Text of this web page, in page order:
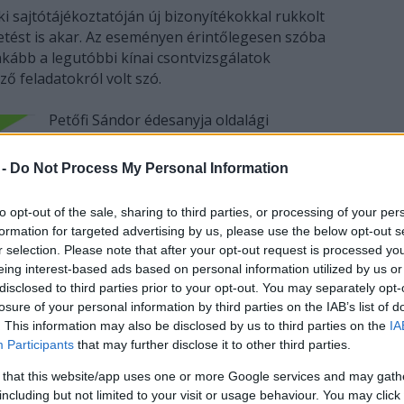
Do Not Process My Personal Information
opt-out of the sale, sharing to third parties, or processing of your
for targeted advertising by us, please use the below opt-out
selection. Please note that after your opt-out request is processed
interest-based ads based on personal information utilized by us
to third parties prior to your opt-out. You may separately
of your personal information by third parties on the IAB’s list of
This information may also be disclosed by us to third parties on the
Participants that may further disclose it to other third parties.
that this website/app uses one or more Google services and may
but not limited to your visit or usage behaviour. You may
sajtótájékoztatóján új bizonyítékokkal rukkolt
is akar. Az eseményen érintőlegesen szóba
a legutóbbi kínai csontvizsgálatok
feladatokról volt szó.
Petőfi Sándor édesanyja oldalági
leszármazottai és a barguzini csontminta
genetikai összehasonlítását a kínai
Igazságügy Minisztérium által megbízott
kutatóközpontnál végeztette el Morvai.
Amint azt Li Chengtao, az eseményre
idelátogató igazgató elmondta: a vizsgálat a
mitokondriális magas szintű változásban
99,2-99,9 százalékos azonosságot
mutatnak a vérminták a barguzini
csontmintával.
ülésen döntöttek arról, hogy alapítványt
bizottságot szerveznek a költő földi
valamint a forradalmár költő emlékének